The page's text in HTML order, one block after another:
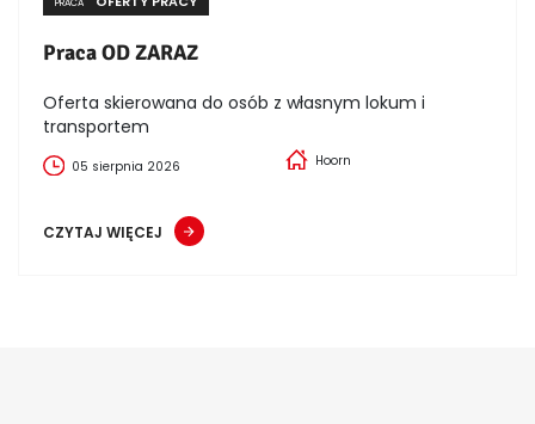
PRACA
Praca OD ZARAZ
Oferta skierowana do osób z własnym lokum i
transportem
05 sierpnia 2026 Hoorn
CZYTAJ WIĘCEJ